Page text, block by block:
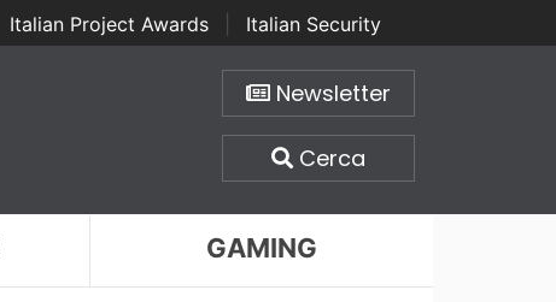
Italian Project Awards
Italian Security
Newsletter
Cerca
GAMING